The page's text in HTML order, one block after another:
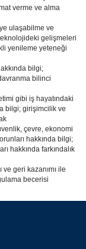
verme ve alma
ulaşabilme ve
gelişmeleri
yenileme yeteneği
bilgi;
bilinci
gibi iş hayatındaki
bilgi; girişimcilik ve
çevre, ekonomi
hakkında bilgi;
hakkında farkındalık
geri kazanımı ile
becerisi